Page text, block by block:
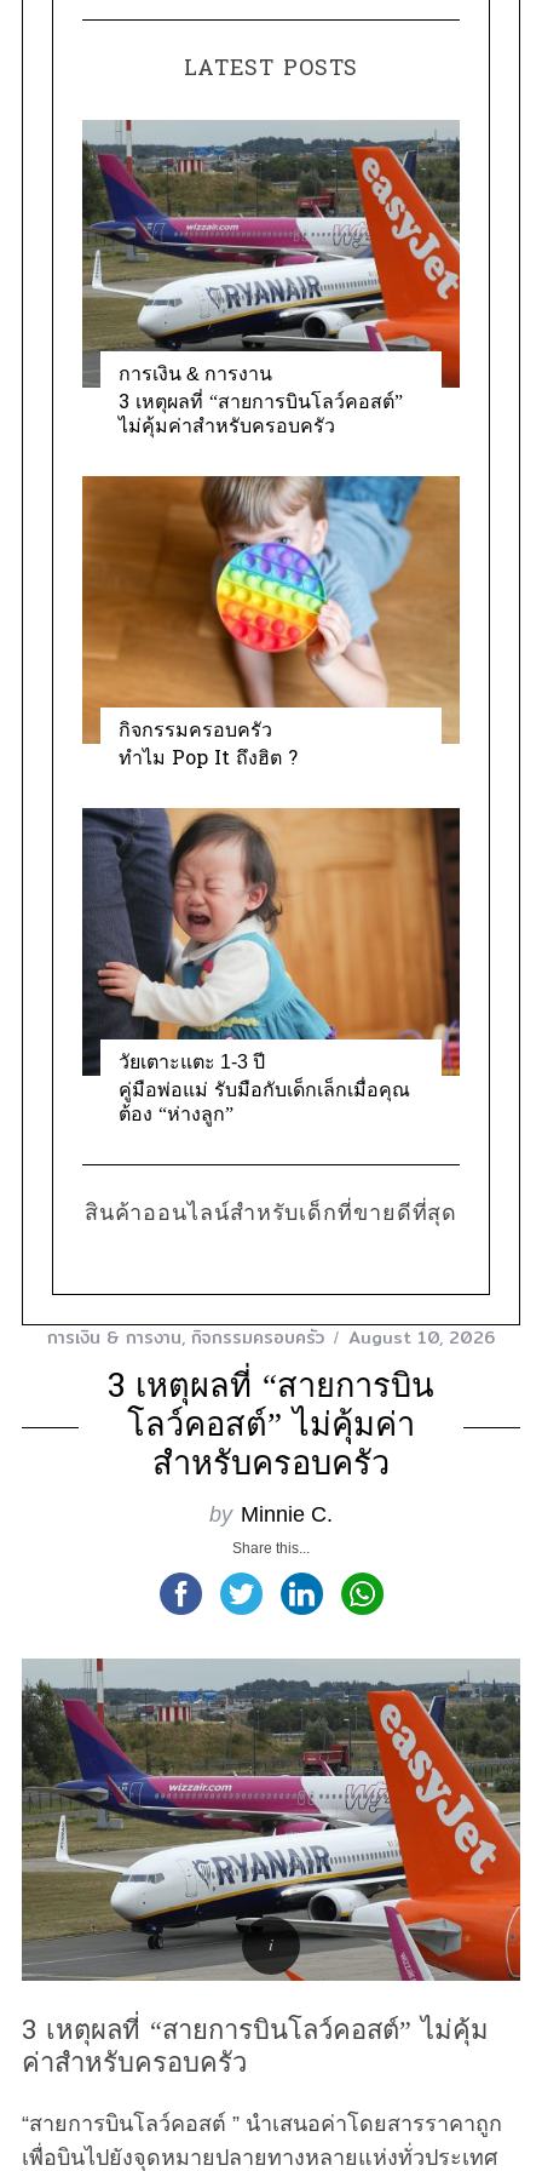
r
t
o
r
i
e
s
LATEST POSTS
การเงิน & การงาน
3 เหตุผลที่ “สายการบินโลว์คอสต์”
ไม่คุ้มค่าสำหรับครอบครัว
กิจกรรมครอบครัว
ทำไม Pop It ถึงฮิต ?
วัยเตาะแตะ 1-3 ปี
คู่มือพ่อแม่ รับมือกับเด็กเล็กเมื่อคุณ
ต้อง “ห่างลูก”
สินค้าออนไลน์สำหรับเด็กที่ขายดีที่สุด
การเงิน & การงาน, กิจกรรมครอบครัว August 10, 2026
3 เหตุผลที่ “สายการบิน
โลว์คอสต์” ไม่คุ้มค่า
สำหรับครอบครัว
by Minnie C.
Share this...
3 เหตุผลที่ “สายการบินโลว์คอสต์” ไม่คุ้ม
ค่าสำหรับครอบครัว
“สายการบินโลว์คอสต์ ” นำเสนอค่าโดยสารราคาถูก
เพื่อบินไปยังจุดหมายปลายทางหลายแห่งทั่วประเทศ